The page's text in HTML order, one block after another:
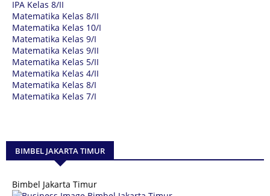
IPA Kelas 8/II
Matematika Kelas 8/II
Matematika Kelas 10/I
Matematika Kelas 9/I
Matematika Kelas 9/II
Matematika Kelas 5/II
Matematika Kelas 4/II
Matematika Kelas 8/I
Matematika Kelas 7/I
BIMBEL JAKARTA TIMUR
Bimbel Jakarta Timur